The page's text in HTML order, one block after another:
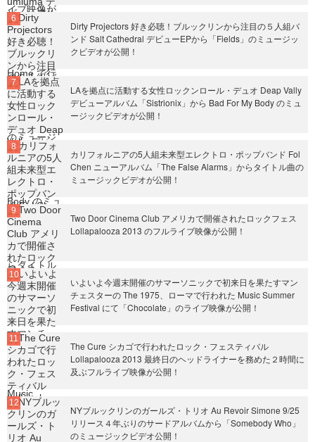
Dirty Projectors 好き必聴！ブルックリンから注目の５人組バ
ンド Salt Cathedral デビューEPから「Fields」のミュージッ
クビデオが公開！
LAを拠点に活動する女性ロックンロール・デュオ Deap Vally
デビューアルバム「Sistrionix」から Bad For My Body のミュ
ージックビデオが公開！
カリフォルニアの5人組未来型エレクトロ・ポップバンド Fol
Chen ニューアルバム「The False Alarms」からタイトル曲の
ミュージックビデオが公開！
Two Door Cinema Club アメリカで開催されたロックフェス
Lollapalooza 2013 のフルライブ映像が公開！
いよいよ今週末開催のサマーソニックで初来日を果たすマン
チェスターの The 1975、ローマで行われた Music Summer
Festival にて「Chocolate」のライブ映像が公開！
The Cure シカゴで行われたロック・フェスティバル
Lollapalooza 2013 最終日のヘッドライナーを務めた２時間に
及ぶフルライブ映像が公開！
NYブルックリンのガールズ・トリオ Au Revoir Simone 9/25
リリース４年ぶりのサードアルバムから「Somebody Who」
のミュージックビデオ公開！